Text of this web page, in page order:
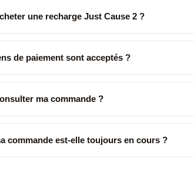
une recharge Just Cause 2 ?
de paiement sont acceptés ?
ma commande ?
commande est-elle toujours en cours ?